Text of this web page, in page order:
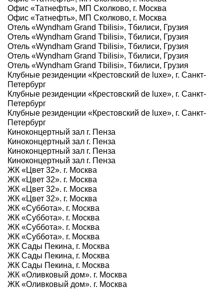
Офис «Татнефть», МП Сколково, г. Москва
Офис «Татнефть», МП Сколково, г. Москва
Отель «Wyndham Grand Tbilisi», Тбилиси, Грузия
Отель «Wyndham Grand Tbilisi», Тбилиси, Грузия
Отель «Wyndham Grand Tbilisi», Тбилиси, Грузия
Отель «Wyndham Grand Tbilisi», Тбилиси, Грузия
Отель «Wyndham Grand Tbilisi», Тбилиси, Грузия
Клубные резиденции «Крестовский de luxe», г. Санкт-
Петербург
Клубные резиденции «Крестовский de luxe», г. Санкт-
Петербург
Клубные резиденции «Крестовский de luxe», г. Санкт-
Петербург
Киноконцертный зал г. Пенза
Киноконцертный зал г. Пенза
Киноконцертный зал г. Пенза
Киноконцертный зал г. Пенза
ЖК «Цвет 32». г. Москва
ЖК «Цвет 32». г. Москва
ЖК «Цвет 32». г. Москва
ЖК «Цвет 32». г. Москва
ЖК «Суббота». г. Москва
ЖК «Суббота». г. Москва
ЖК «Суббота». г. Москва
ЖК «Суббота». г. Москва
ЖК Сады Пекина, г. Москва
ЖК Сады Пекина, г. Москва
ЖК Сады Пекина, г. Москва
ЖК «Оливковый дом». г. Москва
ЖК «Оливковый дом». г. Москва